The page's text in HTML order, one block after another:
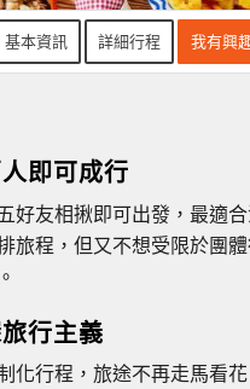
基本資訊 詳細行程 我有興
即可成行
好友相揪即可出發，最適
旅程，但又不想受限於團
行主義
化行程，旅途不再走馬看